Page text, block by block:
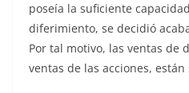
poseía la suficiente
diferimiento, se decidió
Por tal motivo, las ventas de
ventas de las acciones,